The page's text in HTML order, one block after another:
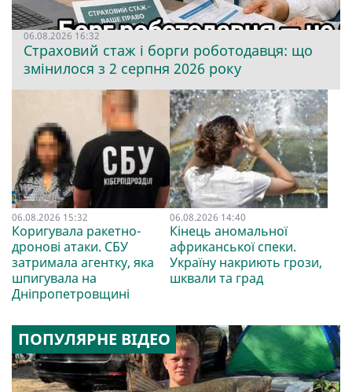
06.08.2026 16:32
Страховий стаж і борги роботодавця: що
змінилося з 2 серпня 2026 року
06.08.2026 15:32
Коригувала ракетно-
дронові атаки. СБУ
затримала агентку, яка
шпигувала на
Дніпропетровщині
06.08.2026 14:40
Кінець аномальної
африканської спеки.
Україну накриють грози,
шквали та град
ПОПУЛЯРНЕ ВІДЕО